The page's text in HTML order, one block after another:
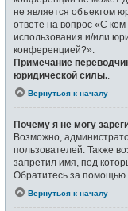
не является объектом
ответе на вопрос «С кем
использования и/или
конференцией?».
Примечание
юридической силы.
Вернуться к началу
Почему я не могу
Возможно,
пользователей. Также
запретил имя, под
Обратитесь за помощью
Вернуться к началу